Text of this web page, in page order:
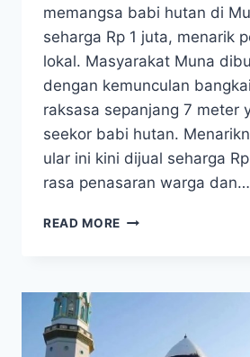
memangsa babi hutan di
seharga Rp 1 juta, menarik
lokal. Masyarakat Muna
dengan kemunculan
raksasa sepanjang 7 meter
seekor babi hutan.
ular ini kini dijual seharga
rasa penasaran warga dan…
READ MORE BANGKAI
METER